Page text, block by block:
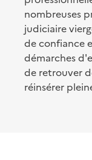
nombreuses
judiciaire
de confiance
démarches
de retrouver
réinsérer